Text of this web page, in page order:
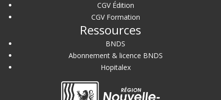
CGV Édition
CGV Formation
Ressources
BNDS
Abonnement & licence BNDS
Hopitalex